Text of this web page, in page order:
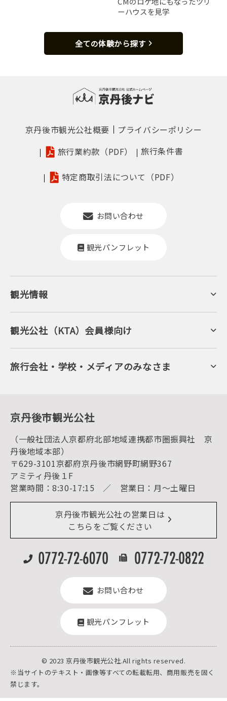
ーハウスを見学
全ての体験から探す
京丹後市観光公社概要
プライバシーポリシー
旅行業約款（PDF）
旅行条件書
特定商取引法について（PDF）
お問い合わせ
観光パンフレット
観光情報
京丹後について
ジオパークの絶景
キャンプ・グランピング
自然景観
旬の食
フルーツ
美術館・資料館
観光
海水浴
キャンプ
お宿探し
宿泊・日帰り予約（空室検索）
予約照会・予約キャンセル
宿泊施設一覧（お宿比較ページ）
アクセス
お知らせ
イベント情報
デジタル観光パンフレット
リアルタイム道路情報
よくある質問
観光公社（KTA）会員様向け
KTA会員コミュニティ
会員向けサービス
KTAニュースレター
会員加入・会員情報（会員規程）
旅行会社・学校・メディアのみなさま
プレスリリース
京丹後市観光公社
（一般社団法人京都府北部地域連携都市圏振興社 京
丹後地域本部）
〒629-3101京都府京丹後市網野町網野367
アミティ丹後１F
営業時間：8:30-17:15 ／ 営業日：月～土曜日
京丹後市観光公社の営業日は
こちらをご覧ください
お問い合わせ
観光パンフレット
© 2023 京丹後市観光公社.All rights reserved.
※当サイトのテキスト・画像等すべての転載転用、商用販売を固く
禁じます。